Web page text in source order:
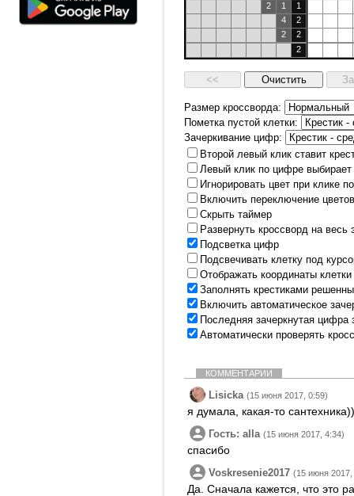
2
1
1
4
2
2
2
2
Размер кроссворда:
Пометка пустой клетки:
Зачеркивание цифр:
Второй левый клик ставит
Левый клик по цифре выбирает
Игнорировать цвет при клике
Включить переключение
Скрыть таймер
Развернуть кроссворд на
Подсветка цифр
Подсвечивать клетку под
Отображать координаты
Заполнять крестиками
Включить автоматическое
Последняя зачеркнутая цифра
Автоматически проверять
КОММЕНТАРИИ
Lisicka (15 июня 2017, 0:59)
я думала, какая-то сантехника))
Гость: alla (15 июня 2017, 4:34)
спасибо
Voskresenie2017 (15 июня 2017,
Да. Сначала кажется, что это